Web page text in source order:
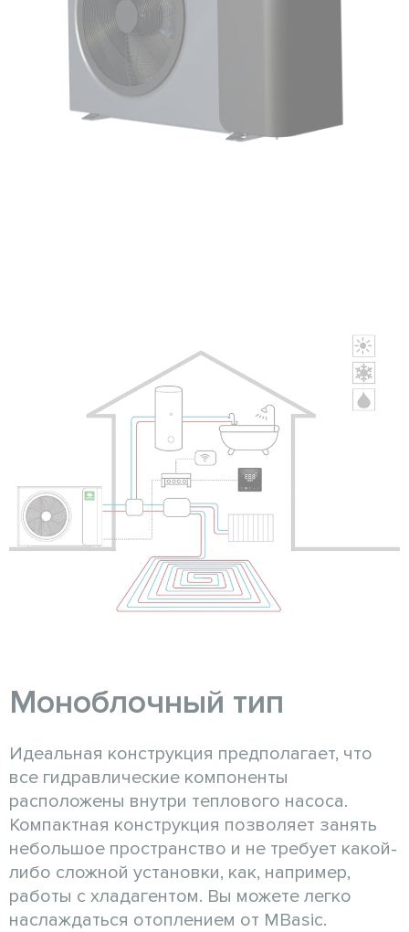
Моноблочный тип
Идеальная конструкция предполагает, что
все гидравлические компоненты
расположены внутри теплового насоса.
Компактная конструкция позволяет занять
небольшое пространство и не требует какой-
либо сложной установки, как, например,
работы с хладагентом. Вы можете легко
наслаждаться отоплением от MBasic.